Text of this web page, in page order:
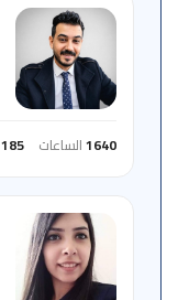
1640الساعات 185